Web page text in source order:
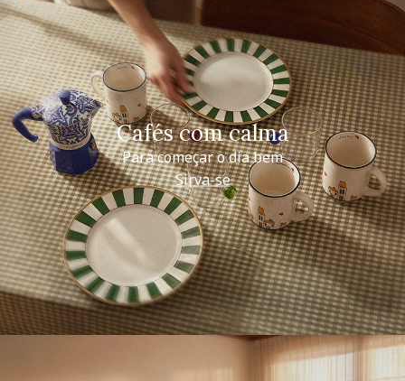
Cafés com calma
Para começar o dia bem
Sirva-se